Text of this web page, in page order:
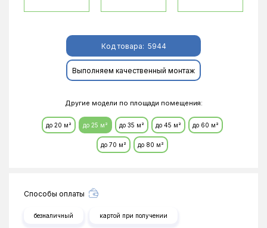
Код товара: 5944
Выполняем качественный монтаж
Другие модели по площади помещения:
до 20 м² до 25 м² до 35 м² до 45 м² до 60 м²
до 70 м² до 80 м²
Способы оплаты
безналичный картой при получении